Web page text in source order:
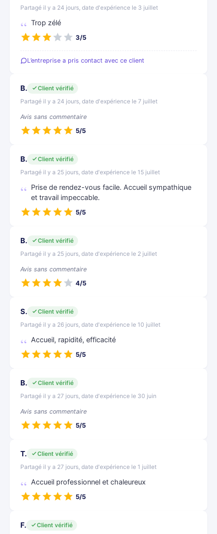
Partagé il y a 24 jours, date d'expérience le 3 juillet
Trop zélé
3/5
L’entreprise a pris contact avec ce client
B.
Client vérifié
Partagé il y a 24 jours, date d'expérience le 7 juillet
Avis sans commentaire
5/5
B.
Client vérifié
Partagé il y a 25 jours, date d'expérience le 15 juillet
Prise de rendez-vous facile. Accueil sympathique
et travail impeccable.
5/5
B.
Client vérifié
Partagé il y a 25 jours, date d'expérience le 2 juillet
Avis sans commentaire
4/5
S.
Client vérifié
Partagé il y a 26 jours, date d'expérience le 10 juillet
Accueil, rapidité, efficacité
5/5
B.
Client vérifié
Partagé il y a 27 jours, date d'expérience le 30 juin
Avis sans commentaire
5/5
T.
Client vérifié
Partagé il y a 27 jours, date d'expérience le 1 juillet
Accueil professionnel et chaleureux
5/5
F.
Client vérifié